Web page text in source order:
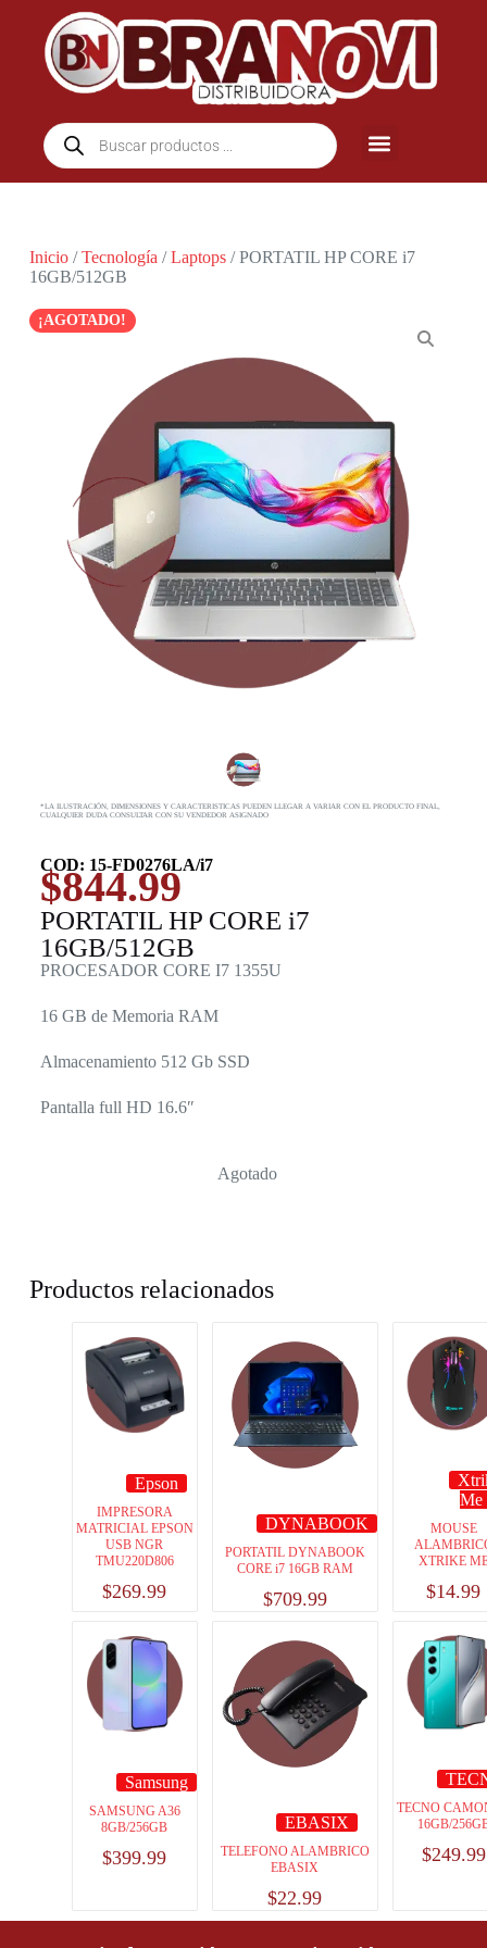
Inicio/Tecnología /Laptops/ PORTATIL HP CORE i7
16GB/512GB
¡AGOTADO!
*LA ILUSTRACIÓN, DIMENSIONES Y CARACTERISTICAS PUEDEN LLEGAR A VARIAR CON EL PRODUCTO FINAL,
CUALQUIER DUDA CONSULTAR CON SU VENDEDOR ASIGNADO
COD: 15-FD0276LA/i7
$844.99
PORTATIL HP CORE i7
16GB/512GB
PROCESADOR CORE I7 1355U
16 GB de Memoria RAM
Almacenamiento 512 Gb SSD
Pantalla full HD 16.6″
Agotado
Productos relacionados
Epson
IMPRESORA
MATRICIAL EPSON
USB NGR
TMU220D806
$269.99
DYNABOOK
PORTATIL DYNABOOK
CORE i7 16GB RAM
$709.99
Me
MOUSE
XTRIKE
$14.99
Samsung
SAMSUNG A36
8GB/256GB
$399.99
EBASIX
TELEFONO ALAMBRICO
EBASIX
$22.99
TECNO
16GB/
$249.99